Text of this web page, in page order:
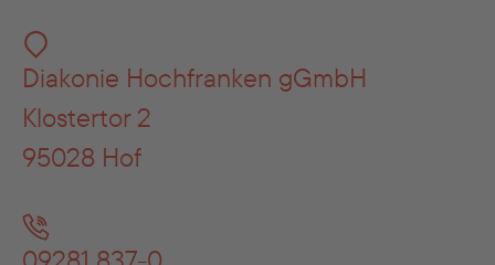
Diakonie Hochfranken gGmbH
Klostertor 2
95028 Hof